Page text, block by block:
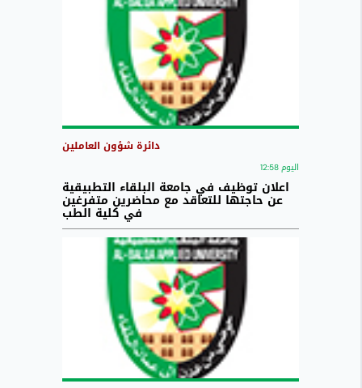
دائرة شؤون العاملين
اليوم 12:58
اعلان توظيف في جامعة البلقاء التطبيقية
عن حاجتها للتعاقد مع محاضرين متفرغين
في كلية الطب